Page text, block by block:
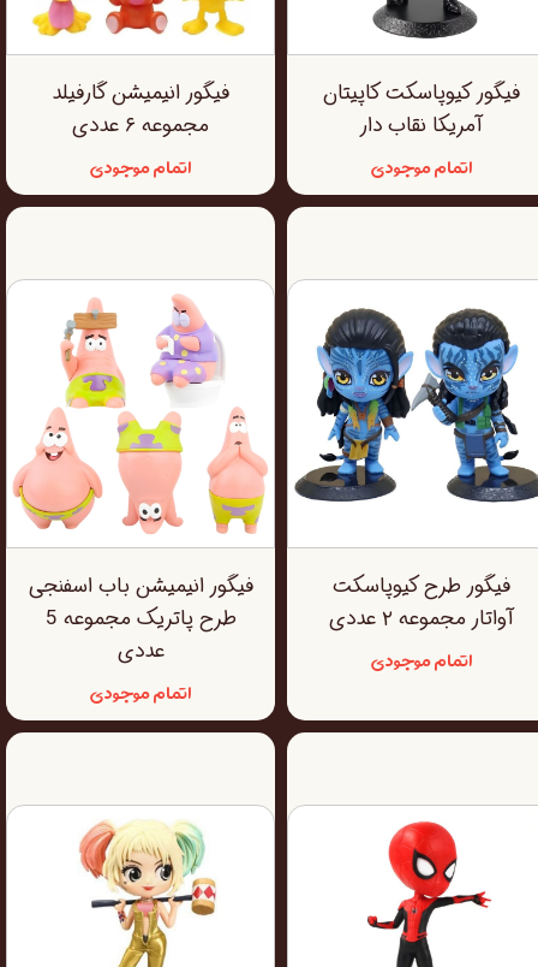
فیگور کیوپاسکت کاپیتان
آمریکا نقاب دار
اتمام موجودی
فیگور انیمیشن گارفیلد
مجموعه ۶ عددی
اتمام موجودی
فیگور طرح کیوپاسکت
آواتار مجموعه ۲ عددی
اتمام موجودی
فیگور انیمیشن باب اسفنجی
طرح پاتریک مجموعه 5
عددی
اتمام موجودی